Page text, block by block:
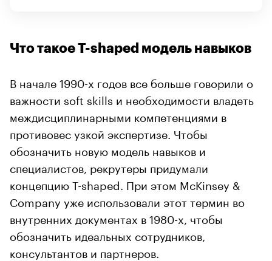
Что такое T-shaped модель навыков
В начале 1990-х годов все больше говорили о
важности soft skills и необходимости владеть
междисциплинарными компетенциями в
противовес узкой экспертизе. Чтобы
обозначить новую модель навыков и
специалистов, рекрутеры придумали
концепцию T-shaped. При этом McKinsey &
Company уже использовали этот термин во
внутренних документах в 1980-х, чтобы
обозначить идеальных сотрудников,
консультантов и партнеров.